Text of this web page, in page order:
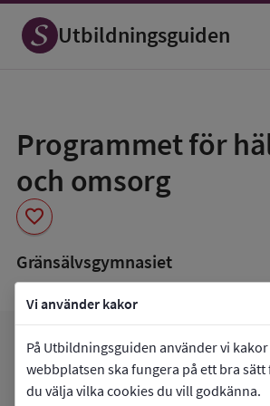
Vi använder kakor
På Utbildningsguiden använder vi
webbplatsen ska fungera på ett bra sätt
du välja vilka cookies du vill godkänna.
Utbildningsguiden
Programmet för
och omsorg
favorite
som
favorit
Gränsälvsgymnasiet
Gå tillGränsälvsgymnasietarrow_forward